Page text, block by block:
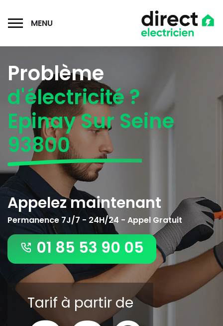
MENU
Problème
d'électricité ?
Epinay Sur Seine
93800
Appelez maintenant
Permanence 7J/7 - 24H/24 - Appel Gratuit
01 85 53 90 05
Tarif à partir de